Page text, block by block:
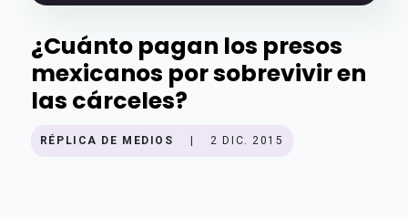
¿Cuánto pagan los presos
mexicanos por sobrevivir en
las cárceles?
RÉPLICA DE MEDIOS 2 DIC. 2015